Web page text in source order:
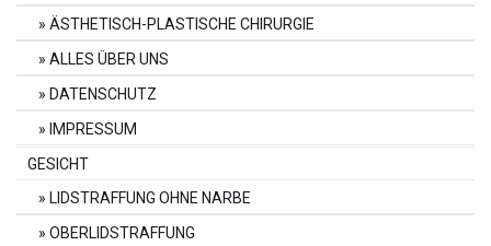
ÄSTHETISCH-PLASTISCHE CHIRURGIE
ALLES ÜBER UNS
DATENSCHUTZ
IMPRESSUM
GESICHT
LIDSTRAFFUNG OHNE NARBE
OBERLIDSTRAFFUNG